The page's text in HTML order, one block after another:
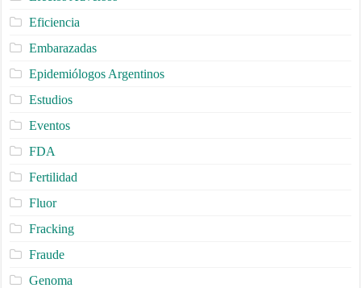
Eficiencia
Embarazadas
Epidemiólogos Argentinos
Estudios
Eventos
FDA
Fertilidad
Fluor
Fracking
Fraude
Genoma